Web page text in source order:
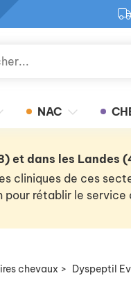
NAC
et dans les Landes
cliniques de ces
pour rétablir le
chevaux > Dyspeptil